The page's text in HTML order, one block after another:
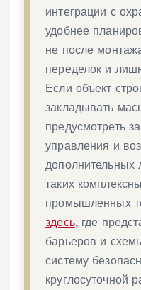
интеграции с
удобнее
не после
переделок и
Если объект
закладывать
предусмотреть
управления и
таких
промышленных
здесь, где
барьеров и
систему
круглосуточной